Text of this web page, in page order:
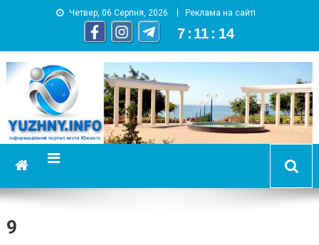
Четвер, 06 Серпня, 2026 Реклама на сайті
7 : 11 : 15
YUZHNY.INFO
информационный портал города Южный
9